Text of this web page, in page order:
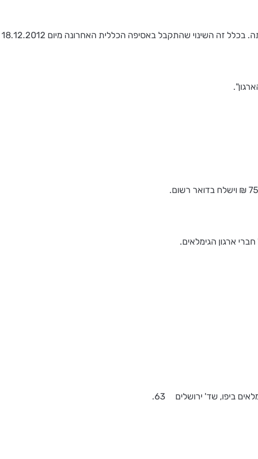
באסיפה הכללית האחרונה מיום 18.12.2012 לגבי תקופת כהונתו של ועד נבחר.
ארגון הגימלאים.
ביפו, שד' ירושלים 63.